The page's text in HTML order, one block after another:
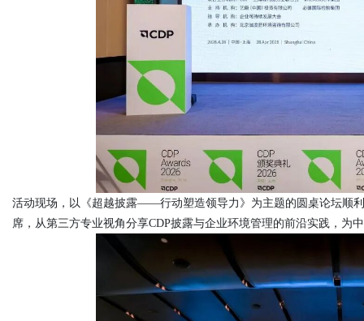
活动现场，以《超越披露——行动塑造领导力》为主题的圆桌论坛顺
席，从第三方专业视角分享CDP披露与企业环境管理的前沿实践，为